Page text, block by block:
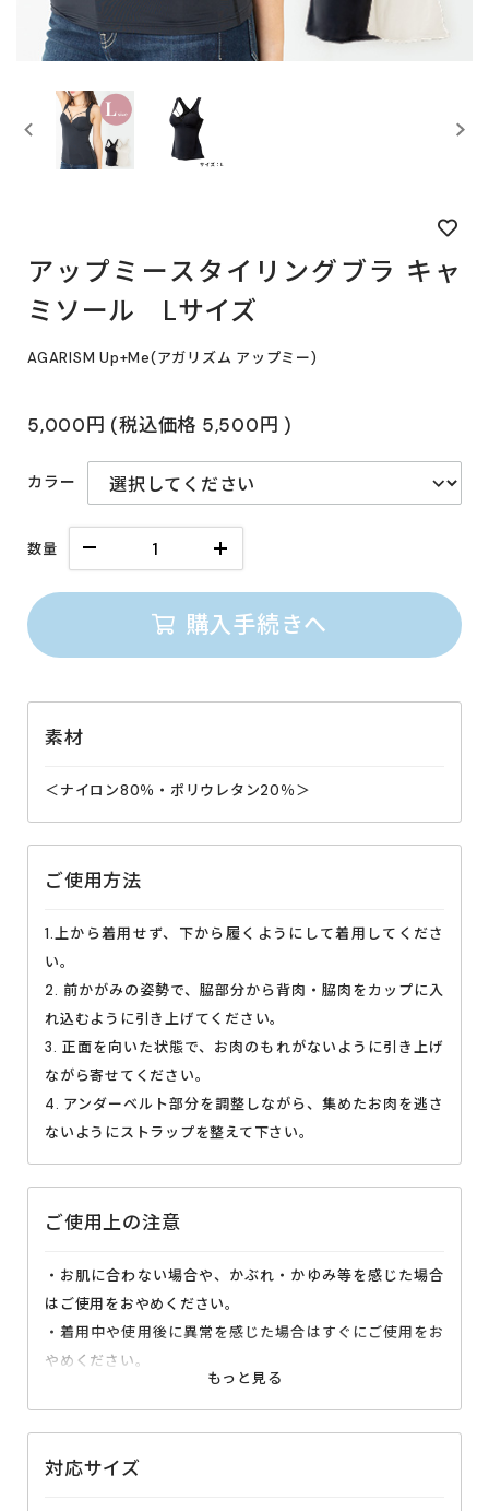
アップミースタイリングブラ キャ
ミソール Lサイズ
AGARISM Up+Me(アガリズム アップミー)
5,000円 (税込価格 5,500円 )
カラー
数量
購入手続きへ
素材
＜ナイロン80％・ポリウレタン20％＞
ご使用方法
1.上から着用せず、下から履くようにして着用してくださ
い。
2. 前かがみの姿勢で、脇部分から背肉・脇肉をカップに入
れ込むように引き上げてください。
3. 正面を向いた状態で、お肉のもれがないように引き上げ
ながら寄せてください。
4. アンダーベルト部分を調整しながら、集めたお肉を逃さ
ないようにストラップを整えて下さい。
ご使用上の注意
・お肌に合わない場合や、かぶれ・かゆみ等を感じた場合
はご使用をおやめください。
・着用中や使用後に異常を感じた場合はすぐにご使用をお
やめください。
・長時間着用される場合は、適度な着脱を繰り返して下さ
・火気のそばや高温多湿な場所、直射日光の当たる場所に
対応サイズ